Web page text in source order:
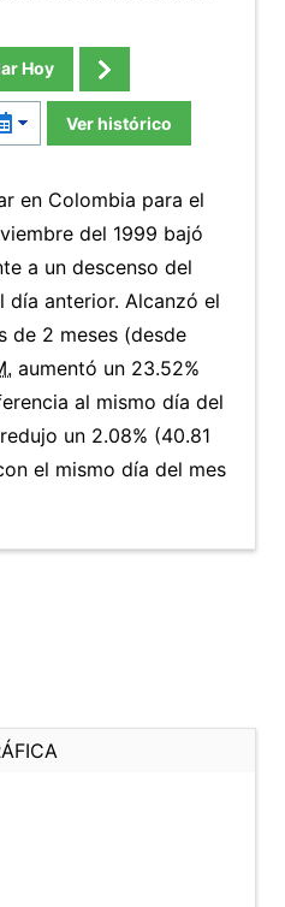
Hoy
Ver histórico
en Colombia para el
del 1999 bajó
a un descenso del
día anterior. Alcanzó el
de 2 meses (desde
aumentó un 23.52%
al mismo día del
un 2.08% (40.81
el mismo día del mes